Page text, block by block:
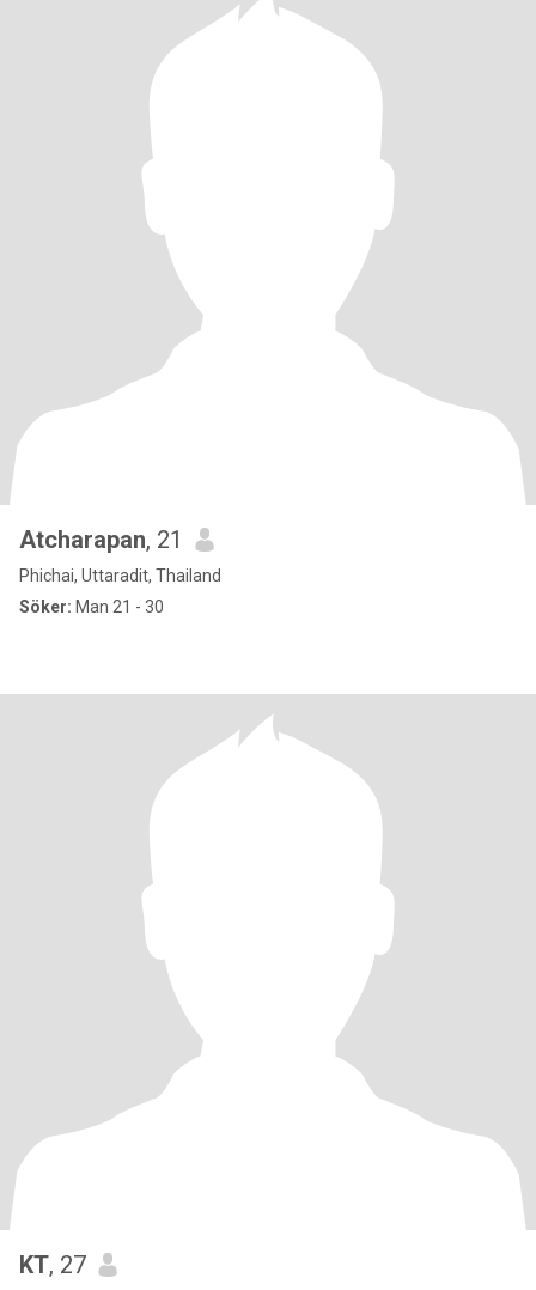
Atcharapan, 21
Phichai, Uttaradit, Thailand
Söker: Man 21 - 30
KT, 27